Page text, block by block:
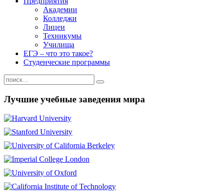
Академии
Колледжи
Лицеи
Техникумы
Училища
ЕГЭ – что это такое?
Студенческие программы
Лучшие учебные заведения мира